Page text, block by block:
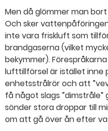
Men då glömmer man
Och sker
inte vara friskluft som
brandgaserna (vilket
bekymmer).
lufttillförsel är istället inne
enhetsstrålrör och att
få något slags
sönder stora droppar till
om att gå över ån efter